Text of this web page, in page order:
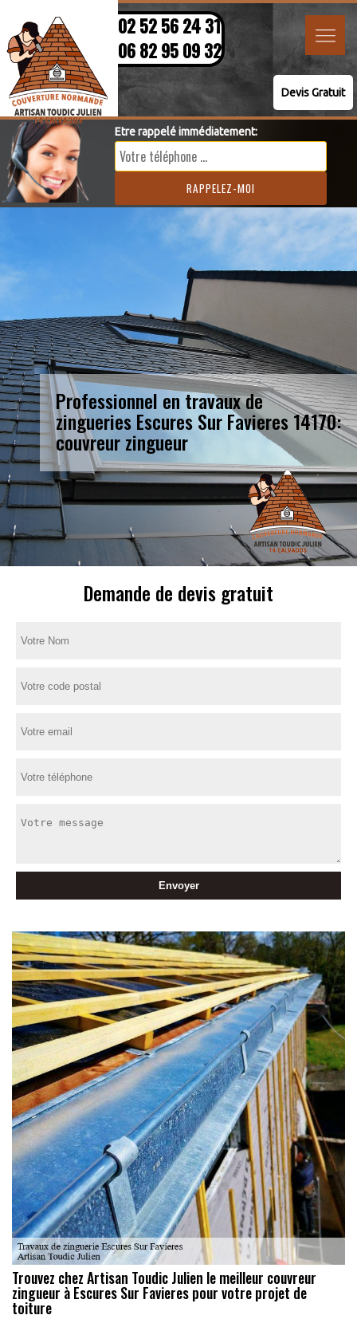
02 52 56 24 31
06 82 95 09 32
Devis Gratuit
Etre rappelé immédiatement:
Professionnel en travaux de
zingueries Escures Sur Favieres 14170:
couvreur zingueur
Demande de devis gratuit
Trouvez chez Artisan Toudic Julien le meilleur couvreur
zingueur à Escures Sur Favieres pour votre projet de
toiture